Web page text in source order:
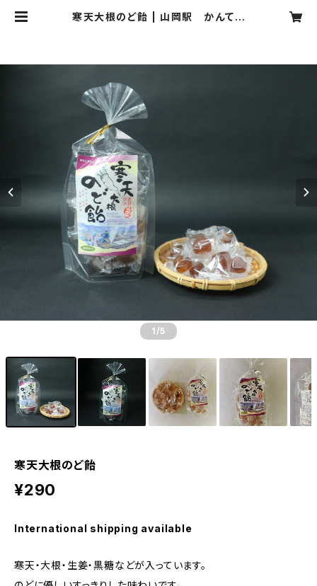
寒天大根のど飴 | 山岡駅 かんてん
1 /5
寒天大根のど飴
¥290
International shipping available
寒天・大根・生姜・黒糖などが入っています。